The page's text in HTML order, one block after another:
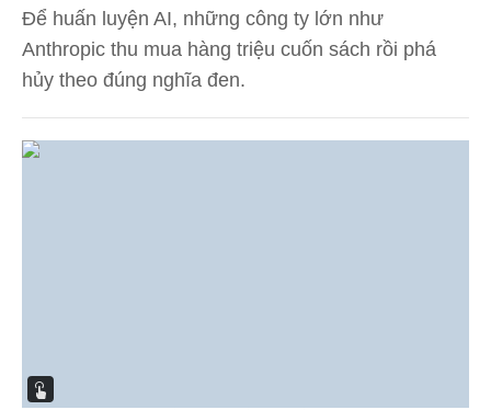
Để huấn luyện AI, những công ty lớn như
Anthropic thu mua hàng triệu cuốn sách rồi phá
hủy theo đúng nghĩa đen.